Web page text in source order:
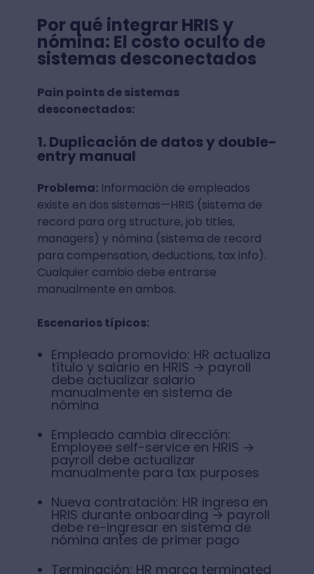
Por qué integrar HRIS y
nómina: El costo oculto de
sistemas desconectados
Pain points de sistemas
desconectados:
1. Duplicación de datos y double-
entry manual
Problema:Información de empleados
existe en dos sistemas—HRIS (sistema de
record para org structure, job titles,
managers) y nómina (sistema de record
para compensation, deductions, tax info).
Cualquier cambio debe entrarse
manualmente en ambos.
Escenarios típicos:
Empleado promovido: HR actualiza
título y salario en HRIS → payroll
debe actualizar salario
manualmente en sistema de
nómina
Empleado cambia dirección:
Employee self-service en HRIS →
payroll debe actualizar
manualmente para tax purposes
Nueva contratación: HR ingresa en
HRIS durante onboarding → payroll
debe re-ingresar en sistema de
nómina antes de primer pago
Terminación: HR marca terminated